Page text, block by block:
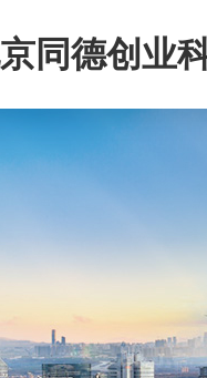
同德创业